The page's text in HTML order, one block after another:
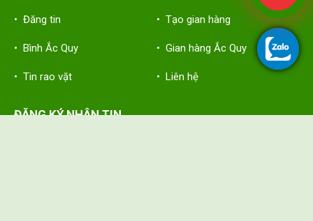
• Đăng tin • Tạo gian hàng
• Bình Ắc Quy • Gian hàng Ắc Quy
• Tin rao vặt • Liên hệ
ĐĂNG KÝ NHẬN TIN